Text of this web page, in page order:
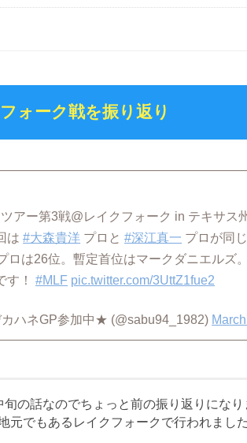
ォーク戦を振り返り
アー第3戦@レイクフォーク in テキサ
は#大森貴洋 プロと#深江真一 プロが同
ロは26位。暫定首位はマークダニエルズ
す！#MLF pic.twitter.com/3UttZ1fue2
ハネGP参加中★ (@sabu94_1982)
旬の話なのでちょっと前の振り返りにな
元でもあるレイクフォークで行われました